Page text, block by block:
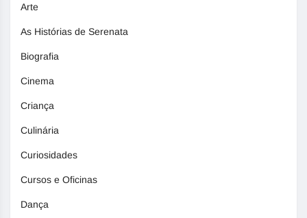
Arte
As Histórias de Serenata
Biografia
Cinema
Criança
Culinária
Curiosidades
Cursos e Oficinas
Dança